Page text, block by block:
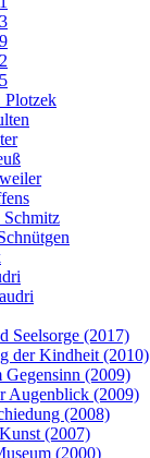
Plotzek
Schmitz
Seelsorge (2017)
der Kindheit (2010)
Gegensinn (2009)
Augenblick (2009)
(2008)
(2007)
(2000)